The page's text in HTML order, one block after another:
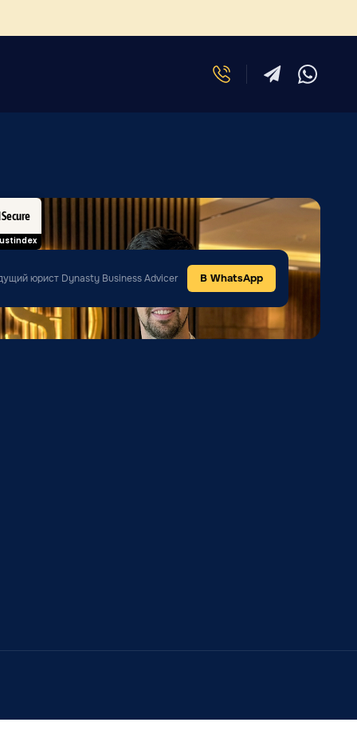
юрист Dynasty Business Advicer В WhatsApp